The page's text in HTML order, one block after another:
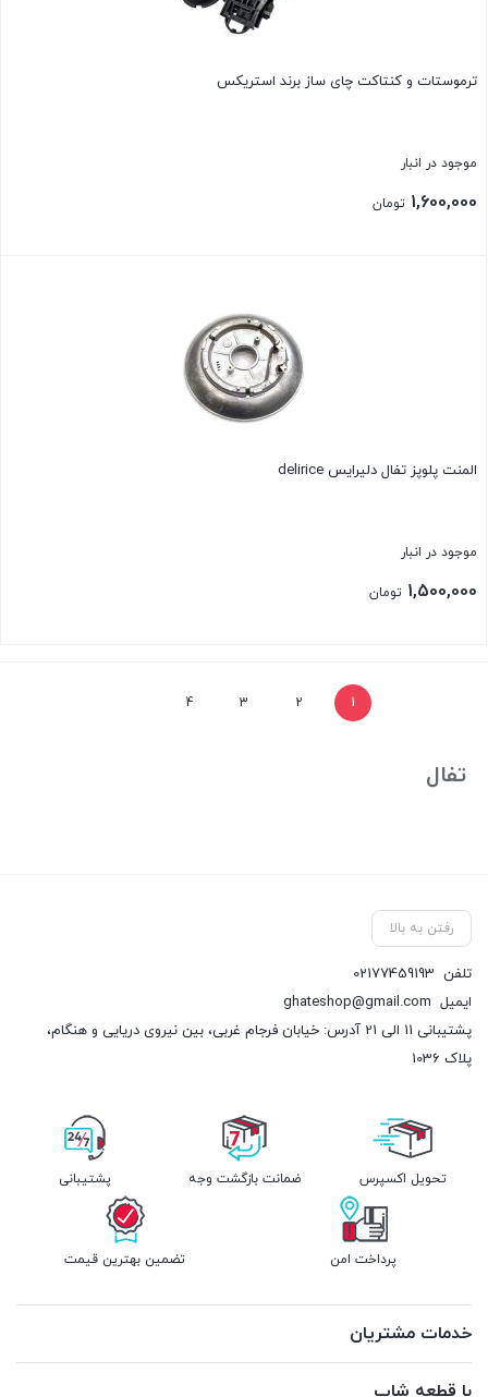
ترموستات و کنتاکت چای ساز برند استریکس
موجود در انبار
1,600,000 تومان
المنت پلوپز تفال دلیرایس delirice
موجود در انبار
1,500,000 تومان
1
2
3
4
تفال
رفتن به بالا
تلفن 02177459193
ایمیل ghateshop@gmail.com
پشتیبانی 11 الی 21 آدرس: خیابان فرجام غربی، بین نیروی دریایی و هنگام،
پلاک 1036
تحویل اکسپرس ضمانت بازگشت وجه پشتیبانی
پرداخت امن تضمین بهترین قیمت
خدمات مشتریان
با قطعه شاپ